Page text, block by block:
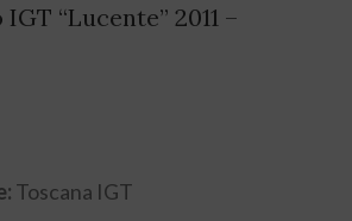
“Lucente” 2011 –
Toscana IGT